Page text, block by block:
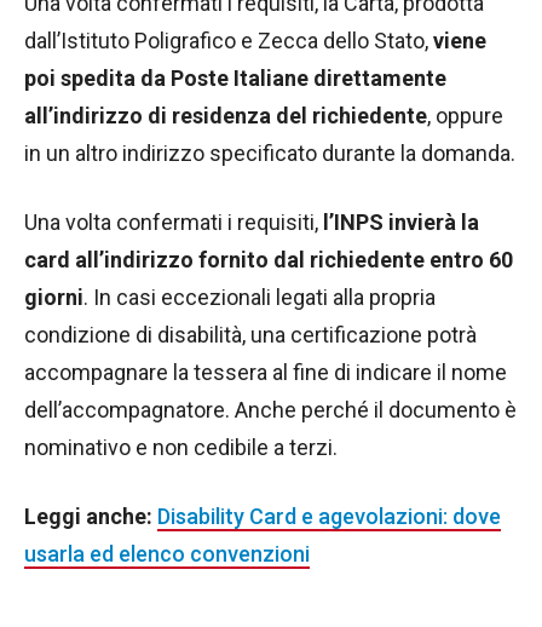
dall’Istituto Poligrafico e Zecca dello Stato,viene
poi spedita da Poste Italiane direttamente
all’indirizzo di residenza del richiedente, oppure
in un altro indirizzo specificato durante la domanda.
Una volta confermati i requisiti, l’INPS invierà la
card all’indirizzo fornito dal richiedente entro 60
giorni. In casi eccezionali legati alla propria
condizione di disabilità, una certificazione potrà
accompagnare la tessera al fine di indicare il nome
dell’accompagnatore. Anche perché il documento è
nominativo e non cedibile a terzi.
Leggi anche: Disability Card e agevolazioni: dove
usarla ed elenco convenzioni